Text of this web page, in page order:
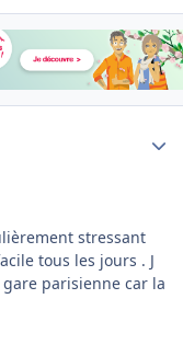
stressant
tous les jours . J
parisienne car la